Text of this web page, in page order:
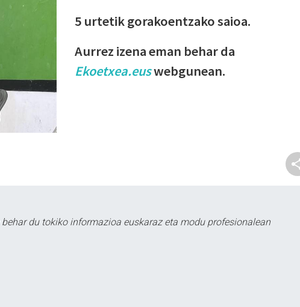
5 urtetik gorakoentzako saioa.
Aurrez izena eman behar da
Ekoetxea.euswebgunean.
du tokiko informazioa euskaraz eta modu profesionalean